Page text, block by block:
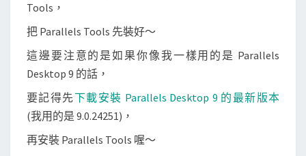
Tools，
把 Parallels Tools 先裝好～
這邊要注意的是如果你像我一樣用的是 Parallels
Desktop 9 的話，
要記得先下載安裝 Parallels Desktop 9 的最新版本
(我用的是 9.0.24251)，
再安裝 Parallels Tools 喔～